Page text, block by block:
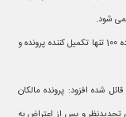
شود.
این مقام مسئول در پایان یادآورشد: شهرداری در کمیسیون ماده 100 تنها تکمیل کننده پرونده و
شده افزود: پرونده مالکان